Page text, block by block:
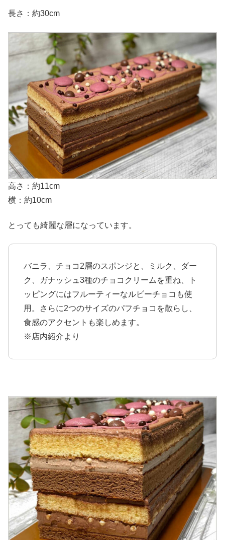
長さ：約30cm
高さ：約11cm
横：約10cm
とっても綺麗な層になっています。
バニラ、チョコ2層のスポンジと、ミルク、ダー
ク、ガナッシュ3種のチョコクリームを重ね、ト
ッピングにはフルーティーなルビーチョコも使
用。さらに2つのサイズのパフチョコを散らし、
食感のアクセントも楽しめます。
※店内紹介より